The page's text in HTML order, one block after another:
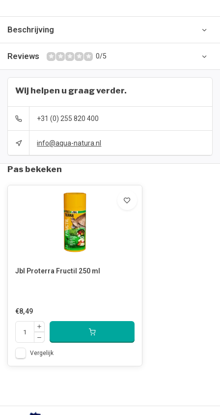
Beschrijving
Reviews 0/5
Wij helpen u graag verder.
+31 (0) 255 820 400
info@aqua-natura.nl
Pas bekeken
Jbl Proterra Fructil 250 ml
€8,49
Vergelijk